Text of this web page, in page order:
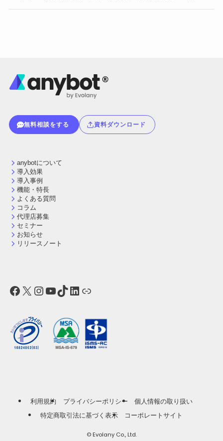
無料相談をする 資料ダウンロード
anybotについて
導入効果
導入事例
機能・特長
よくある質問
コラム
代理店募集
セミナー
お知らせ
リリースノート
Facebook
X Instagram
YouTube
TikTok
LinkedIn
リンク
利用規約 プライバシーポリシー
個人情報の取り扱い
特定商取引法に基づく表示
コーポレートサイト
©Evolany Co., Ltd.